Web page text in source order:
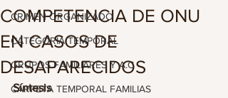
CRIMEN ORGANIZADO
CATEGORIA TEMPORAL
GRUPOS FAMILIARES Y A.C
CARPETA TEMPORAL FAMILIAS
COMPETENCIA DE ONU
EN CASOS DE
DESAPARECIDOS
Síntesis